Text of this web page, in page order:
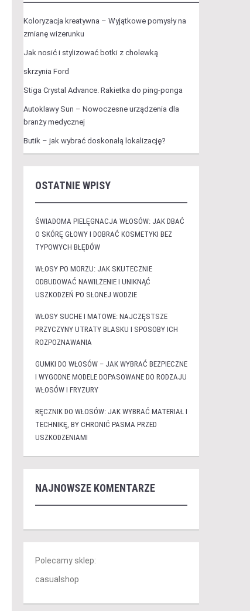
Koloryzacja kreatywna – Wyjątkowe pomysły na
zmianę wizerunku
Jak nosić i stylizować botki z cholewką
skrzynia Ford
Stiga Crystal Advance. Rakietka do ping-ponga
Autoklawy Sun – Nowoczesne urządzenia dla
branży medycznej
Butik – jak wybrać doskonałą lokalizację?
OSTATNIE WPISY
ŚWIADOMA PIELĘGNACJA WŁOSÓW: JAK DBAĆ
O SKÓRĘ GŁOWY I DOBRAĆ KOSMETYKI BEZ
TYPOWYCH BŁĘDÓW
WŁOSY PO MORZU: JAK SKUTECZNIE
ODBUDOWAĆ NAWILŻENIE I UNIKNĄĆ
USZKODZEŃ PO SŁONEJ WODZIE
WŁOSY SUCHE I MATOWE: NAJCZĘSTSZE
PRZYCZYNY UTRATY BLASKU I SPOSOBY ICH
ROZPOZNAWANIA
GUMKI DO WŁOSÓW – JAK WYBRAĆ BEZPIECZNE
I WYGODNE MODELE DOPASOWANE DO RODZAJU
WŁOSÓW I FRYZURY
RĘCZNIK DO WŁOSÓW: JAK WYBRAĆ MATERIAŁ I
TECHNIKĘ, BY CHRONIĆ PASMA PRZED
USZKODZENIAMI
NAJNOWSZE KOMENTARZE
Polecamy sklep:
casualshop